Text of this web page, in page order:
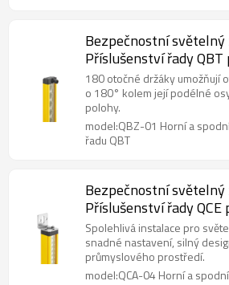
Bezpečnostní světelný
Příslušenství řady
křížové šrouby QBZ-01
180 otočné držáky umožňují
o 180° kolem její podélné
polohy.
model:QBZ-01 Horní a
řadu QBT
Bezpečnostní světelný
Příslušenství řady
držák QCA-04
Spolehlivá instalace pro
snadné nastavení, silný
průmyslového prostředí.
model:QCA-04 Horní a